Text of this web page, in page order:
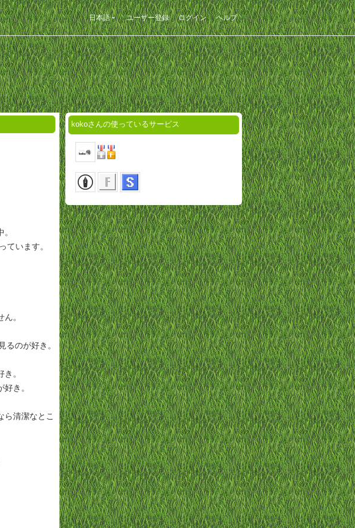
日本語 ユーザー登録 ログイン ヘルプ
ています。
。
るのが好き。
。
き。
ら清潔なとこ
kokoさんの使っているサービス